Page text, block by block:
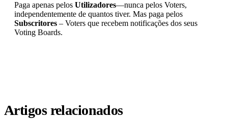
Paga apenas pelos Utilizadores—nunca pelos Voters,
independentemente de quantos tiver. Mas paga pelos
Subscritores – Voters que recebem notificações dos seus
Voting Boards.
Artigos relacionados